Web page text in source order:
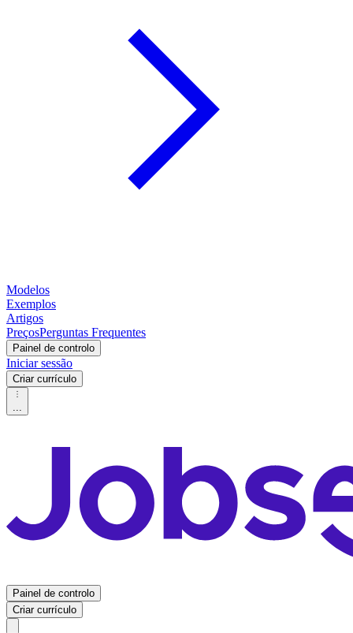
Modelos
Exemplos
Artigos
PreçosPerguntas Frequentes
Painel de controlo
Iniciar sessão
Criar currículo
...
Painel de controlo
Criar currículo